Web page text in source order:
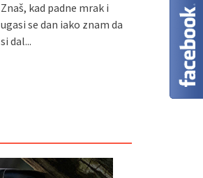
Znaš, kad padne mrak i
ugasi se dan iako znam da
si dal...